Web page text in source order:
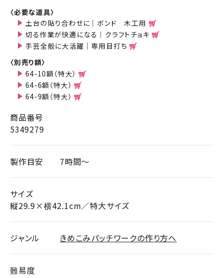
〈必要な道具〉
土台の貼り合わせに｜ボンド 木工用
切る作業が快適になる｜クラフトチョキ
手芸全般に大活躍｜専用目打ち
〈別売り額〉
64-10額（特大）
64-6額（特大）
64-9額（特大）
商品番号
5349279
製作目安 7時間～
サイズ
縦29.9×横42.1cm／特大サイズ
ジャンル きめこみパッチワークの作り方へ
難易度